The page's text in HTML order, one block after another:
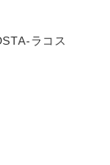
ラコス